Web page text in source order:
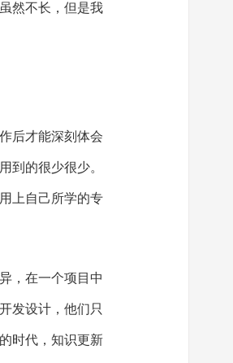
然不长，但是我
后才能深刻体会
到的很少很少。
上自己所学的专
，在一个项目中
发设计，他们只
时代，知识更新